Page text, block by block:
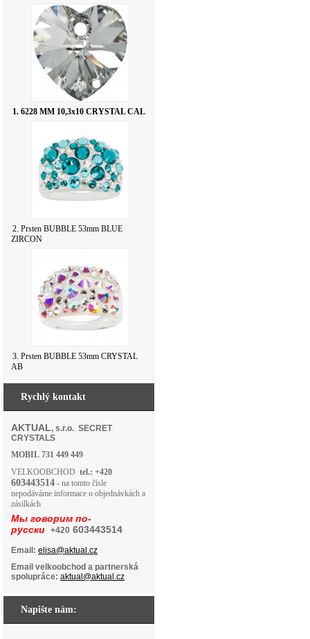
1. 6228 MM 10,3x10 CRYSTAL CAL
2. Prsten BUBBLE 53mm BLUE
ZIRCON
3. Prsten BUBBLE 53mm CRYSTAL
AB
Rychlý kontakt
AKTUAL, s.r.o. SECRET
CRYSTALS
MOBIL 731 449 449
VELKOOBCHOD tel.: +420
603443514 - na tomto čísle
nepodáváme informace o objednávkách a
zásilkách
Мы говорим по-
русски +420 603443514
Email: elisa@aktual.cz
Email velkoobchod a partnerská
spolupráce: aktual@aktual.cz
Napište nám: